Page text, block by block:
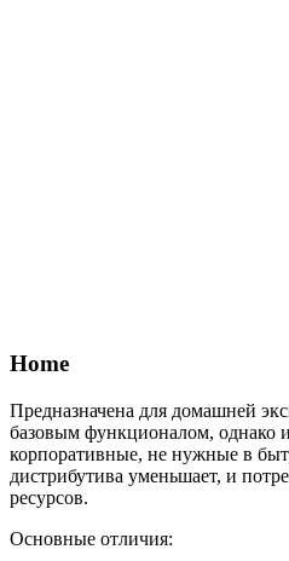
Home
Предназначена для домашней
базовым функционалом, однако
корпоративные, не нужные в
дистрибутива уменьшает, и
ресурсов.
Основные отличия: